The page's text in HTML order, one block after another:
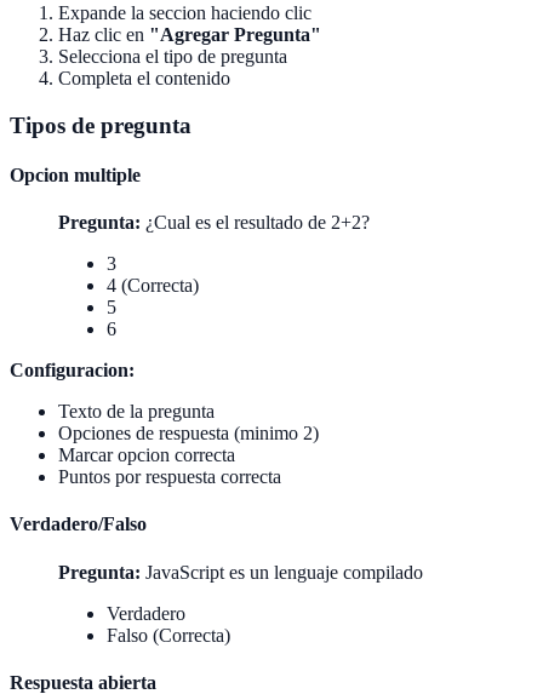
Expande la seccion haciendo clic
Haz clic en "Agregar Pregunta"
Selecciona el tipo de pregunta
Completa el contenido
Tipos de pregunta
Opcion multiple
Pregunta: ¿Cual es el resultado de 2+2?
3
4 (Correcta)
5
6
Configuracion:
Texto de la pregunta
Opciones de respuesta (minimo 2)
Marcar opcion correcta
Puntos por respuesta correcta
Verdadero/Falso
Pregunta: JavaScript es un lenguaje compilado
Verdadero
Falso (Correcta)
Respuesta abierta